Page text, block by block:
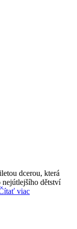
dcerou, která
dětství
viac